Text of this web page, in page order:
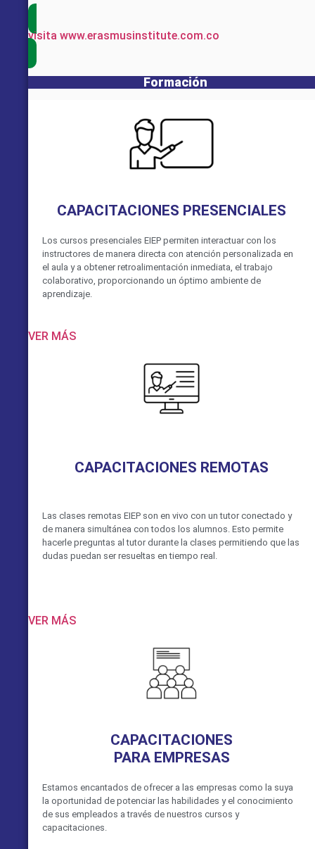
visita www.erasmusinstitute.com.co
Formación
CAPACITACIONES PRESENCIALES
Los cursos presenciales EIEP permiten interactuar con los
instructores de manera directa con atención personalizada en
el aula y a obtener retroalimentación inmediata, el trabajo
colaborativo, proporcionando un óptimo ambiente de
aprendizaje.
VER MÁS
CAPACITACIONES REMOTAS
Las clases remotas EIEP son en vivo con un tutor conectado y
de manera simultánea con todos los alumnos. Esto permite
hacerle preguntas al tutor durante la clases permitiendo que las
dudas puedan ser resueltas en tiempo real.
VER MÁS
CAPACITACIONES
PARA EMPRESAS
Estamos encantados de ofrecer a las empresas como la suya
la oportunidad de potenciar las habilidades y el conocimiento
de sus empleados a través de nuestros cursos y
capacitaciones.